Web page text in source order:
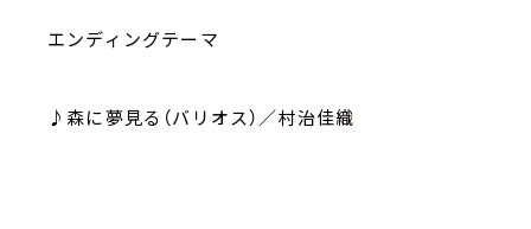
エンディングテーマ
♪森に夢見る（バリオス）／村治佳織